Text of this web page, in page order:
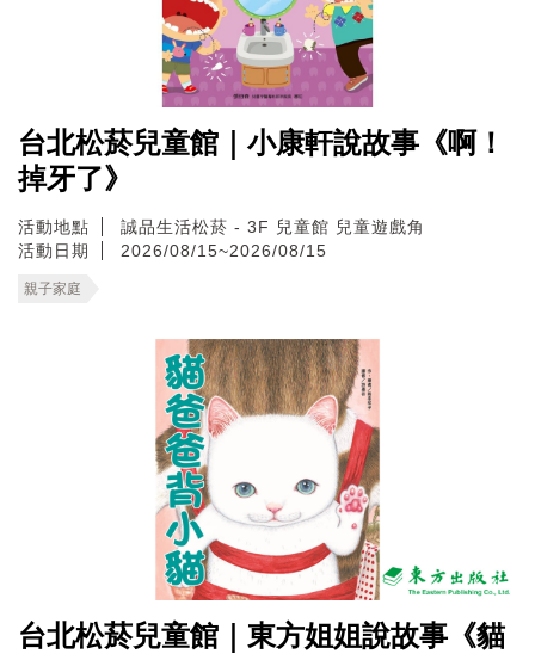
台北松菸兒童館｜小康軒說故事《啊！
掉牙了》
活動地點
誠品生活松菸 - 3F 兒童館 兒童遊戲角
活動日期
2026/08/15~2026/08/15
親子家庭
台北松菸兒童館｜東方姐姐說故事《貓